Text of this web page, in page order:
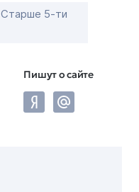
Старше 5-ти
Пишут о сайте